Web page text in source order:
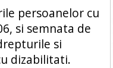
persoanelor cu
si semnata de
si
dizabilitati.